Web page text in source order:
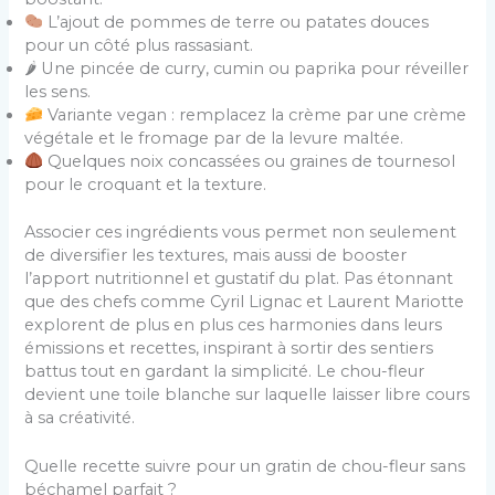
L’ajout de pommes de terre ou patates douces
pour un côté plus rassasiant.
🌶 Une pincée de curry, cumin ou paprika pour réveiller
les sens.
Variante vegan : remplacez la crème par une crème
végétale et le fromage par de la levure maltée.
Quelques noix concassées ou graines de tournesol
pour le croquant et la texture.
Associer ces ingrédients vous permet non seulement
de diversifier les textures, mais aussi de booster
l’apport nutritionnel et gustatif du plat. Pas étonnant
que des chefs comme Cyril Lignac et Laurent Mariotte
explorent de plus en plus ces harmonies dans leurs
émissions et recettes, inspirant à sortir des sentiers
battus tout en gardant la simplicité. Le chou-fleur
devient une toile blanche sur laquelle laisser libre cours
à sa créativité.
Quelle recette suivre pour un gratin de chou-fleur sans
béchamel parfait ?